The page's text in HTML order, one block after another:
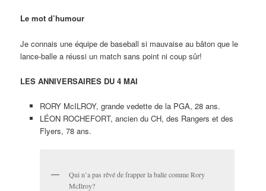
Le mot d’humour
Je connais une équipe de baseball si mauvaise au bâton que le
lance-balle a réussi un match sans point ni coup sûr!
LES ANNIVERSAIRES DU 4 MAI
RORY McILROY, grande vedette de la PGA, 28 ans.
LÉON ROCHEFORT, ancien du CH, des Rangers et des
Flyers, 78 ans.
Qui n’a pas rêvé de frapper la balle comme Rory
McIlroy?